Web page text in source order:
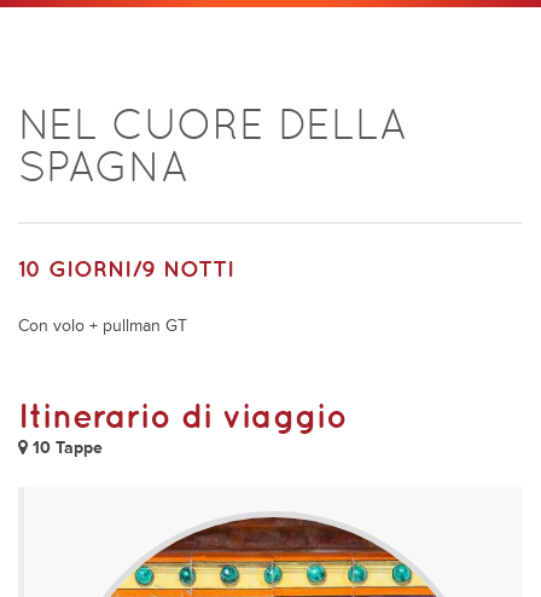
NEL CUORE DELLA
SPAGNA
10 GIORNI/9 NOTTI
Con volo + pullman GT
Itinerario di viaggio
10 Tappe